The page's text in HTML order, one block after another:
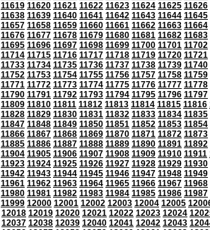
11619 11620 11621 11622 11623 11624 11625 11626
11638 11639 11640 11641 11642 11643 11644 11645
11657 11658 11659 11660 11661 11662 11663 11664
11676 11677 11678 11679 11680 11681 11682 11683
11695 11696 11697 11698 11699 11700 11701 11702
11714 11715 11716 11717 11718 11719 11720 11721
11733 11734 11735 11736 11737 11738 11739 11740
11752 11753 11754 11755 11756 11757 11758 11759
11771 11772 11773 11774 11775 11776 11777 11778
11790 11791 11792 11793 11794 11795 11796 11797
11809 11810 11811 11812 11813 11814 11815 11816
11828 11829 11830 11831 11832 11833 11834 11835
11847 11848 11849 11850 11851 11852 11853 11854
11866 11867 11868 11869 11870 11871 11872 11873
11885 11886 11887 11888 11889 11890 11891 11892
11904 11905 11906 11907 11908 11909 11910 11911
11923 11924 11925 11926 11927 11928 11929 11930
11942 11943 11944 11945 11946 11947 11948 11949
11961 11962 11963 11964 11965 11966 11967 11968
11980 11981 11982 11983 11984 11985 11986 11987
11999 12000 12001 12002 12003 12004 12005
12018 12019 12020 12021 12022 12023 12024
12037 12038 12039 12040 12041 12042 12043